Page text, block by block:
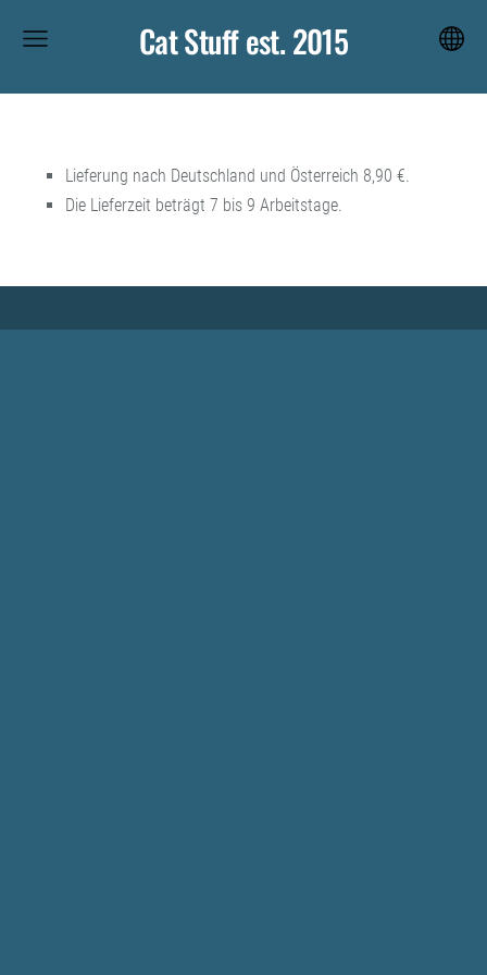
Cat Stuff est. 2015
Lieferung nach Deutschland und Österreich 8,90 €.
Die Lieferzeit beträgt 7 bis 9 Arbeitstage.